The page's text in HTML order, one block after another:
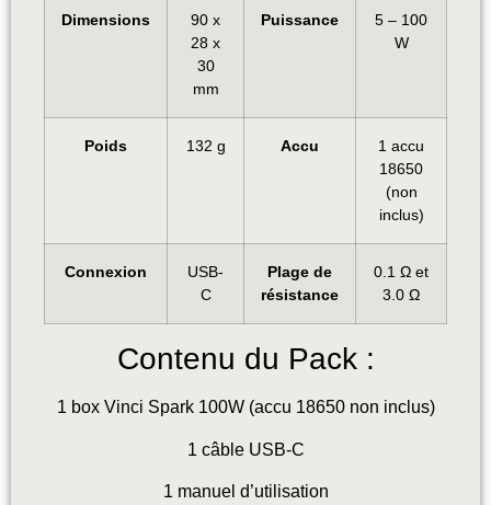
Dimensions
90 x
28 x
30
mm
Puissance
5 – 100
W
Poids 132 g Accu
1 accu
18650
(non
inclus)
Connexion
USB-
C
Plage de
résistance
0.1 Ω et
3.0 Ω
Contenu du Pack :
1 box Vinci Spark 100W (accu 18650 non inclus)
1 câble USB-C
1 manuel d’utilisation